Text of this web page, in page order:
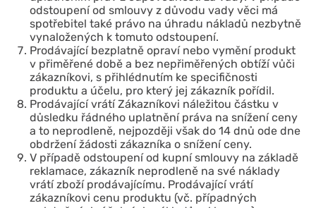
odstoupení od smlouvy z důvodu vady věci má
spotřebitel také právo na úhradu nákladů nezbytně
vynaložených k tomuto odstoupení.
Prodávající bezplatně opraví nebo vymění produkt
v přiměřené době a bez nepřiměřených obtíží vůči
zákazníkovi, s přihlédnutím ke specifičnosti
produktu a účelu, pro který jej zákazník pořídil.
Prodávající vrátí Zákazníkovi náležitou částku v
důsledku řádného uplatnění práva na snížení ceny
a to neprodleně, nejpozději však do 14 dnů ode dne
obdržení žádosti zákazníka o snížení ceny.
V případě odstoupení od kupní smlouvy na základě
reklamace, zákazník neprodleně na své náklady
vrátí zboží prodávajícímu. Prodávající vrátí
zákazníkovi cenu produktu (vč. případných